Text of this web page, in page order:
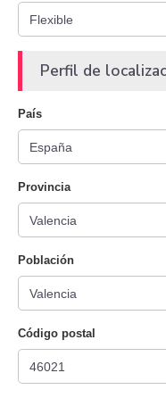
Perfil de
País
Provincia
Población
Código postal